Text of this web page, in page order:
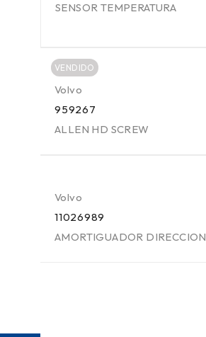
SENSOR TEMPERATURA
VENDIDO
Volvo
959267
ALLEN HD SCREW
Volvo
11026989
AMORTIGUADOR DIRECCION